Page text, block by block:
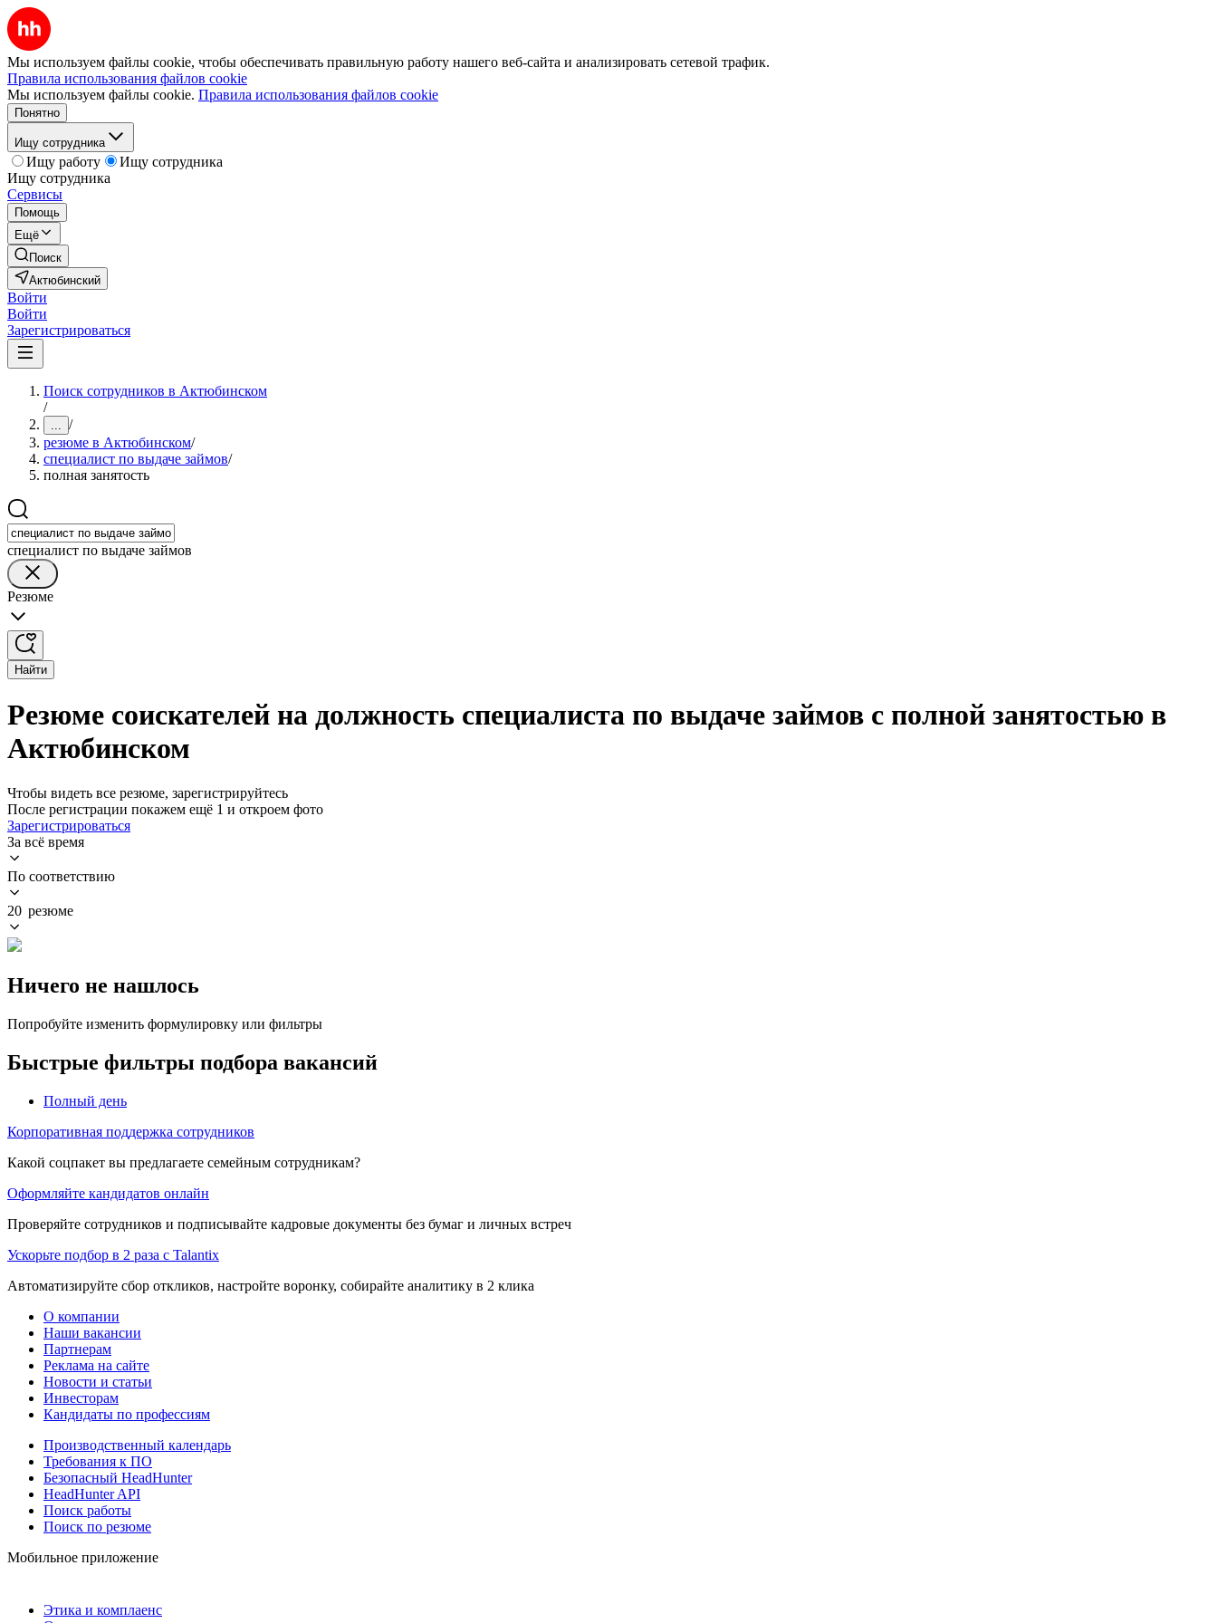
Мы используем файлы cookie, чтобы обеспечивать правильную работу нашего веб-сайта и анализировать сетевой трафик.
Правила использования файлов cookie
Мы используем файлы cookie. Правила использования файлов cookie
Понятно
Ищу сотрудника
Ищу работу
Ищу сотрудника
Ищу сотрудника
Сервисы
Помощь
Ещё
Поиск
Актюбинский
Войти
Войти
Зарегистрироваться
Поиск сотрудников в Актюбинском
/
... /
резюме в Актюбинском/
специалист по выдаче займов/
полная занятость
специалист по выдаче займов
Резюме
Найти
Резюме соискателей на должность специалиста по выдаче займов с полной занятостью в
Актюбинском
Чтобы видеть все резюме, зарегистрируйтесь
После регистрации покажем ещё 1 и откроем фото
Зарегистрироваться
За всё время
По соответствию
20 резюме
Ничего не нашлось
Попробуйте изменить формулировку или фильтры
Быстрые фильтры подбора вакансий
Полный день
Корпоративная поддержка сотрудников
Какой соцпакет вы предлагаете семейным сотрудникам?
Оформляйте кандидатов онлайн
Проверяйте сотрудников и подписывайте кадровые документы без бумаг и личных встреч
Ускорьте подбор в 2 раза с Talantix
Автоматизируйте сбор откликов, настройте воронку, собирайте аналитику в 2 клика
О компании
Наши вакансии
Партнерам
Реклама на сайте
Новости и статьи
Инвесторам
Кандидаты по профессиям
Производственный календарь
Требования к ПО
Безопасный HeadHunter
HeadHunter API
Поиск работы
Поиск по резюме
Мобильное приложение
Этика и комплаенс